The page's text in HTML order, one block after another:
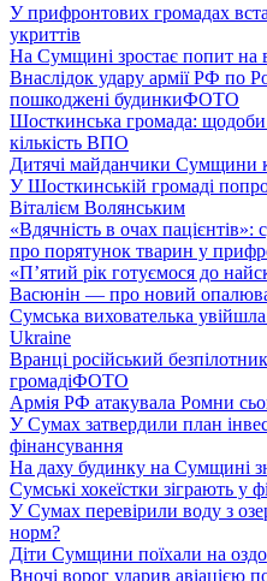
У прифронтових громадах
укриттів
На Сумщині зростає попит на
Внаслідок удару армії РФ по
пошкоджені будинкиФОТО
Шосткинська громада: щодоби
кількість ВПО
Дитячі майданчики Сумщини
У Шосткинській громаді
Віталієм Волянським
«Вдячність в очах пацієнтів»:
про порятунок тварин у
«П’ятий рік готуємося до
Васюнін — про новий
Сумська вихователька
Ukraine
Вранці російський
громадіФОТО
Армія РФ атакувала Ромни
У Сумах затвердили план
фінансування
На даху будинку на Сумщині
Сумські хокеїстки зіграють у
У Сумах перевірили воду з
норм?
Діти Сумщини поїхали на
Вночі ворог ударив авіацією